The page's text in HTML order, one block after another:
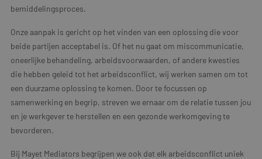
bemiddelingsproces.
Onze aanpak is gericht op het vinden van een oplossing die voor
beide partijen acceptabel is. Of het nu gaat om miscommunicatie,
oneerlijke behandeling, arbeidsvoorwaarden, of andere kwesties
die hebben geleid tot het arbeidsconflict, wij werken samen om tot
een duurzame oplossing te komen. Door te focussen op
samenwerking en begrip, streven we ernaar om de relatie tussen jou
en je werkgever te herstellen en een gezonde werkomgeving te
bevorderen.
Bij Mayet Mediators begrijpen we ook dat elk arbeidsconflict uniek